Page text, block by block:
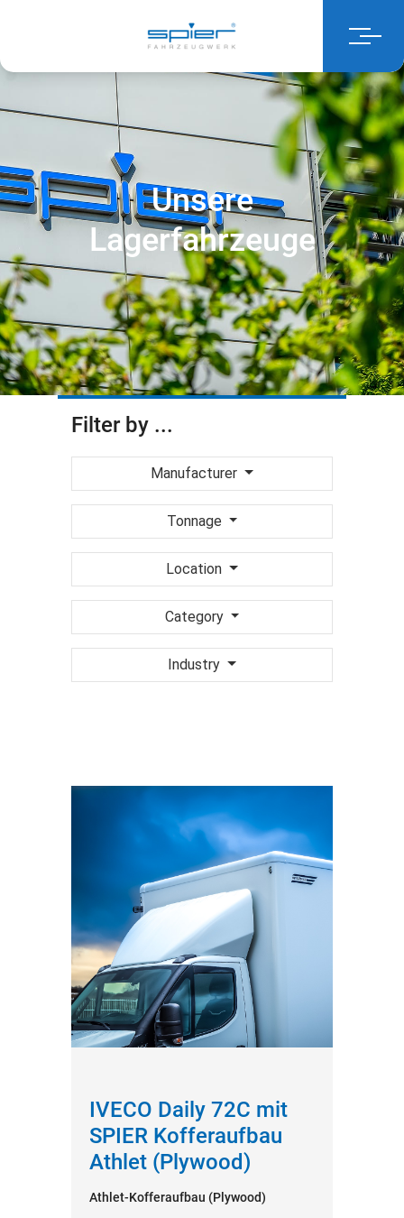
Unsere
Lagerfahrzeuge
Filter by ...
Manufacturer
Tonnage
Location
Category
Industry
IVECO Daily 72C mit
SPIER Kofferaufbau
Athlet (Plywood)
Athlet-Kofferaufbau (Plywood)